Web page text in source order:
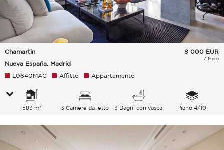
Chamartin
Nueva España, Madrid
8 000 EUR
/ Mese
L0640MAC Affitto Appartamento
583 m² 3 Camere da letto 3 Bagni con vasca Piano 4/10